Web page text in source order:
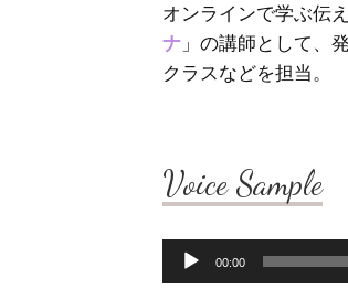
オンラインで学ぶ伝
ナ 」の講師として、
クラスなどを担当。
Voice Sample
00:00